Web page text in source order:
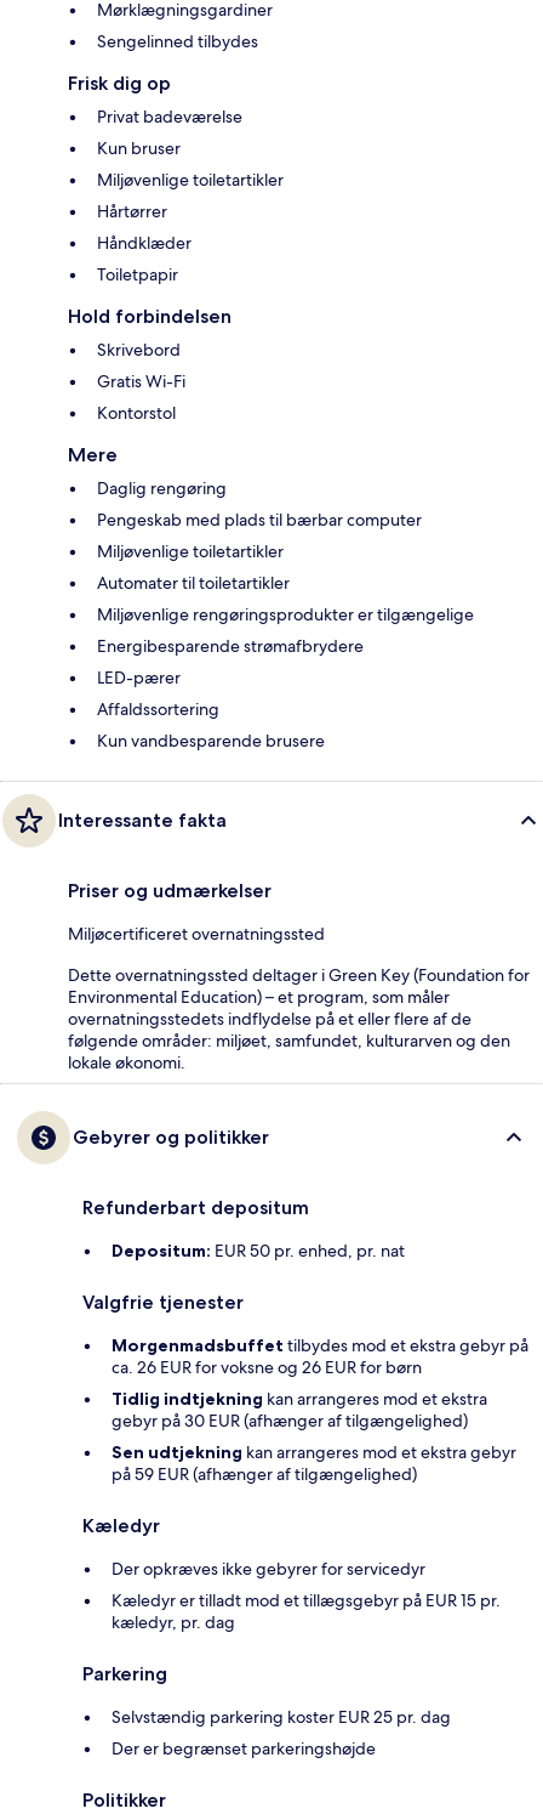
Mørklægningsgardiner
Sengelinned tilbydes
Frisk dig op
Privat badeværelse
Kun bruser
Miljøvenlige toiletartikler
Hårtørrer
Håndklæder
Toiletpapir
Hold forbindelsen
Skrivebord
Gratis Wi-Fi
Kontorstol
Mere
Daglig rengøring
Pengeskab med plads til bærbar computer
Miljøvenlige toiletartikler
Automater til toiletartikler
Miljøvenlige rengøringsprodukter er tilgængelige
Energibesparende strømafbrydere
LED-pærer
Affaldssortering
Kun vandbesparende brusere
Interessante fakta
Priser og udmærkelser
Miljøcertificeret overnatningssted
Dette overnatningssted deltager i Green Key (Foundation for
Environmental Education) – et program, som måler
overnatningsstedets indflydelse på et eller flere af de
følgende områder: miljøet, samfundet, kulturarven og den
lokale økonomi.
Gebyrer og politikker
Refunderbart depositum
Depositum: EUR 50 pr. enhed, pr. nat
Valgfrie tjenester
Morgenmadsbuffet tilbydes mod et ekstra gebyr på
ca. 26 EUR for voksne og 26 EUR for børn
Tidlig indtjekning kan arrangeres mod et ekstra
gebyr på 30 EUR (afhænger af tilgængelighed)
Sen udtjekning kan arrangeres mod et ekstra gebyr
på 59 EUR (afhænger af tilgængelighed)
Kæledyr
Der opkræves ikke gebyrer for servicedyr
Kæledyr er tilladt mod et tillægsgebyr på EUR 15 pr.
kæledyr, pr. dag
Parkering
Selvstændig parkering koster EUR 25 pr. dag
Der er begrænset parkeringshøjde
Politikker